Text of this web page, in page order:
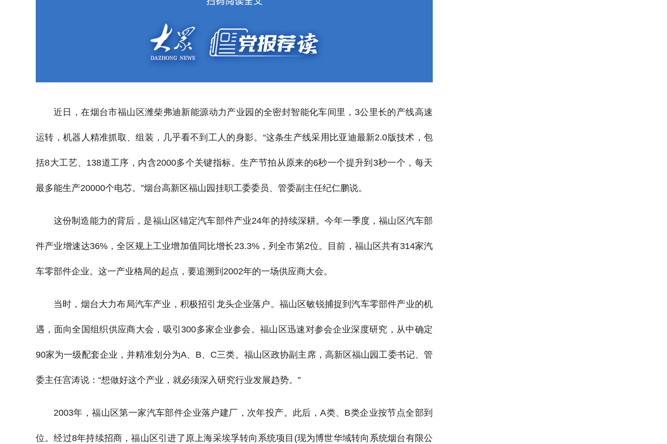
近日，在烟台市福山区潍柴弗迪新能源动力产业园的全密封智能化车间里，3公里长的产线高速
运转，机器人精准抓取、组装，几乎看不到工人的身影。“这条生产线采用比亚迪最新2.0版技术，包
括8大工艺、138道工序，内含2000多个关键指标。生产节拍从原来的6秒一个提升到3秒一个，每天
最多能生产20000个电芯。”烟台高新区福山园挂职工委委员、管委副主任纪仁鹏说。
这份制造能力的背后，是福山区锚定汽车部件产业24年的持续深耕。今年一季度，福山区汽车部
件产业增速达36%，全区规上工业增加值同比增长23.3%，列全市第2位。目前，福山区共有314家汽
车零部件企业。这一产业格局的起点，要追溯到2002年的一场供应商大会。
当时，烟台大力布局汽车产业，积极招引龙头企业落户。福山区敏锐捕捉到汽车零部件产业的机
遇，面向全国组织供应商大会，吸引300多家企业参会。福山区迅速对参会企业深度研究，从中确定
90家为一级配套企业，并精准划分为A、B、C三类。福山区政协副主席，高新区福山园工委书记、管
委主任宫涛说：“想做好这个产业，就必须深入研究行业发展趋势。”
2003年，福山区第一家汽车部件企业落户建厂，次年投产。此后，A类、B类企业按节点全部到
位。经过8年持续招商，福山区引进了原上海采埃孚转向系统项目(现为博世华域转向系统烟台有限公